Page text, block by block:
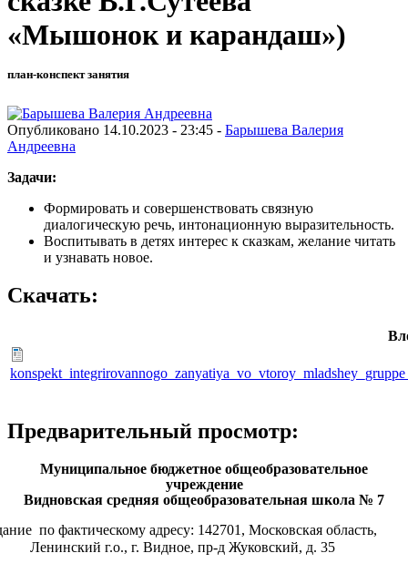
«Мышонок и карандаш»)
план-конспект занятия
Опубликовано 14.10.2023 - 23:45 - Барышева Валерия
Андреевна
Задачи:
Формировать и совершенствовать связную
диалогическую речь, интонационную выразительность.
Воспитывать в детях интерес к сказкам, желание читать
и узнавать новое.
Скачать:
Предварительный просмотр:
Муниципальное бюджетное общеобразовательное
учреждение
Видновская средняя общеобразовательная школа № 7
по фактическому адресу: 142701, Московская область,
Ленинский г.о., г. Видное, пр-д Жуковский, д. 35